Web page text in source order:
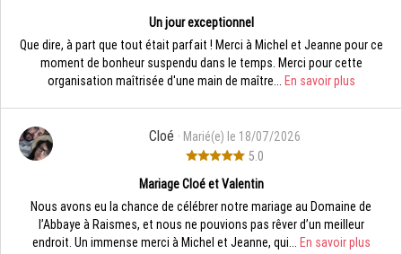
Un jour exceptionnel
Que dire, à part que tout était parfait ! Merci à Michel et Jeanne pour ce
moment de bonheur suspendu dans le temps. Merci pour cette
organisation maîtrisée d'une main de maître... En savoir plus
Cloé · Marié(e) le 18/07/2026
5.0
Mariage Cloé et Valentin
Nous avons eu la chance de célébrer notre mariage au Domaine de
l’Abbaye à Raismes, et nous ne pouvions pas rêver d’un meilleur
endroit. Un immense merci à Michel et Jeanne, qui... En savoir plus